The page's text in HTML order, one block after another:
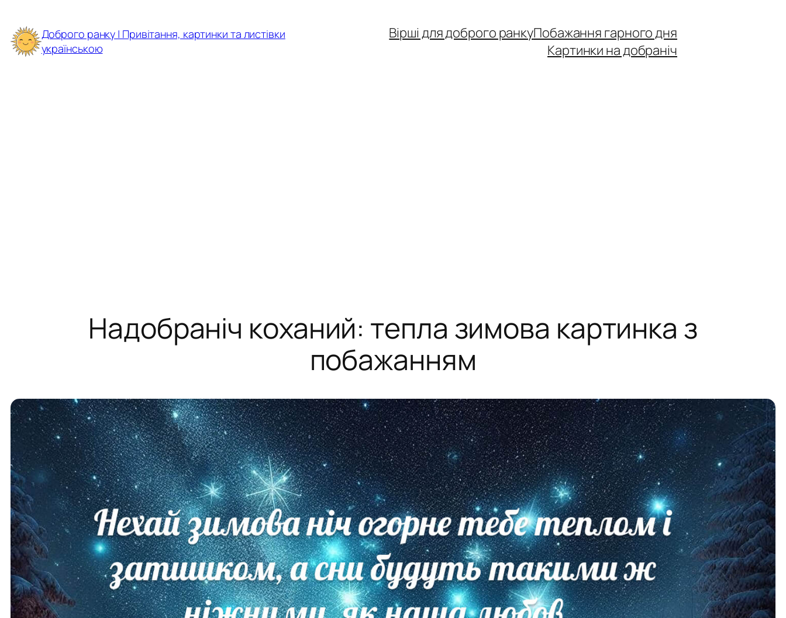
до
вмісту
Доброго ранку | Привітання, картинки та листівки
українською
Вірші для доброго ранкуПобажання гарного дня
Картинки на добраніч
Надобраніч коханий: тепла зимова картинка з
побажанням